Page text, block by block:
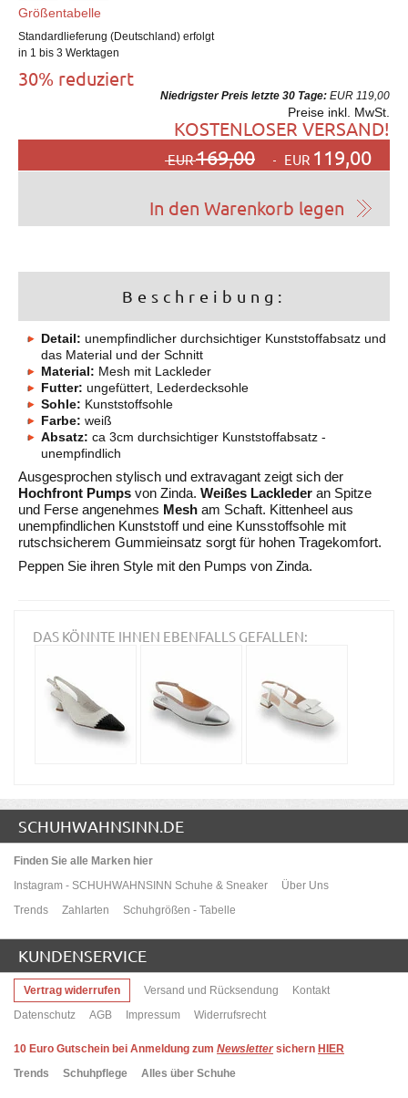
Größentabelle
Standardlieferung (Deutschland) erfolgt
in 1 bis 3 Werktagen
30% reduziert
Niedrigster Preis letzte 30 Tage: EUR 119,00
Preise inkl. MwSt.
KOSTENLOSER VERSAND!
EUR169,00 EUR 119,00
Beschreibung:
Detail: unempfindlicher durchsichtiger Kunststoffabsatz und
das Material und der Schnitt
Material: Mesh mit Lackleder
Futter: ungefüttert, Lederdecksohle
Sohle: Kunststoffsohle
Farbe: weiß
Absatz: ca 3cm durchsichtiger Kunststoffabsatz -
unempfindlich
Ausgesprochen stylisch und extravagant zeigt sich der
Hochfront Pumps von Zinda. Weißes Lackleder an Spitze
und Ferse angenehmes Mesh am Schaft. Kittenheel aus
unempfindlichen Kunststoff und eine Kunsstoffsohle mit
rutschsicherem Gummieinsatz sorgt für hohen Tragekomfort.
Peppen Sie ihren Style mit den Pumps von Zinda.
DAS KÖNNTE IHNEN EBENFALLS GEFALLEN:
SCHUHWAHNSINN.DE
Finden Sie alle Marken hier
Instagram - SCHUHWAHNSINN Schuhe & Sneaker
Über Uns
Trends
Zahlarten Schuhgrößen - Tabelle
KUNDENSERVICE
Vertrag widerrufen Versand und Rücksendung
Kontakt
Datenschutz
AGB Impressum Widerrufsrecht
10 Euro Gutschein bei Anmeldung zum Newsletter sichern HIER
Trends
Schuhpflege Alles über Schuhe